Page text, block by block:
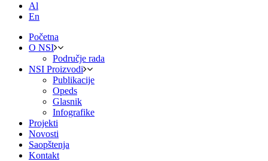
Al
En
Početna
O NSI
Područje rada
NSI Proizvodi
Publikacije
Opeds
Glasnik
Infografike
Projekti
Novosti
Saopštenja
Kontakt